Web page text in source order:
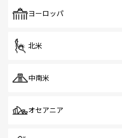
で、ホーカーズは地元の
ヨーロッパ
北米
中南米
オセアニア